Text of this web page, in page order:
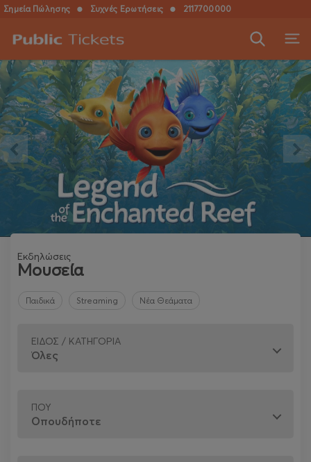
Σημεία Πώλησης ● Συχνές Ερωτήσεις ● 2117700000
Εκδηλώσεις
Μουσεία
Παιδικά Streaming Νέα Θεάματα
ΕΊΔΟΣ / ΚΑΤΗΓΟΡΊΑ
ΠΟΎ